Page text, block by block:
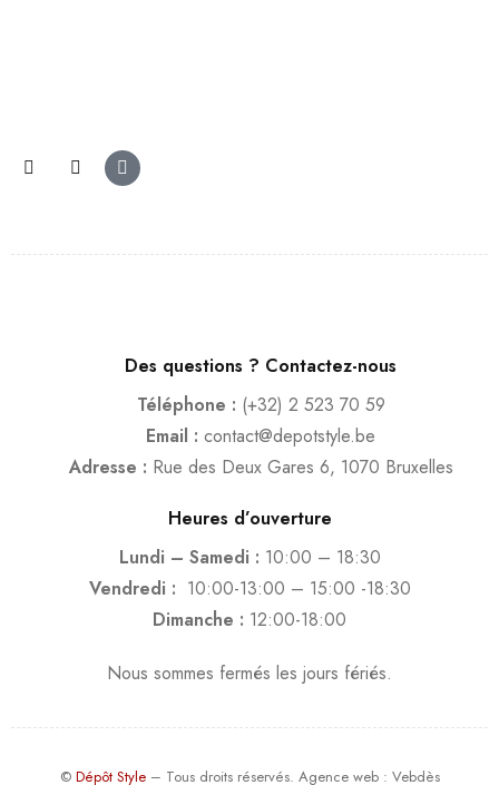
Des questions ? Contactez-nous
Téléphone : (+32) 2 523 70 59
Email : contact@depotstyle.be
Adresse : Rue des Deux Gares 6, 1070 Bruxelles
Heures d’ouverture
Lundi – Samedi : 10:00 – 18:30
Vendredi : 10:00-13:00 – 15:00 -18:30
Dimanche : 12:00-18:00
Nous sommes fermés les jours fériés.
© Dépôt Style– Tous droits réservés. Agence web: Vebdès